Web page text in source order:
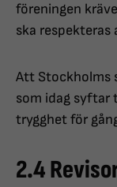
föreningen
ska
Att Stockholms
som idag syftar
trygghet för
2.4